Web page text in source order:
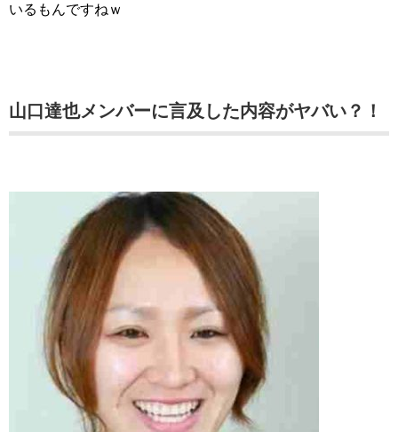
いるもんですねｗ
山口達也メンバーに言及した内容がヤバい？！